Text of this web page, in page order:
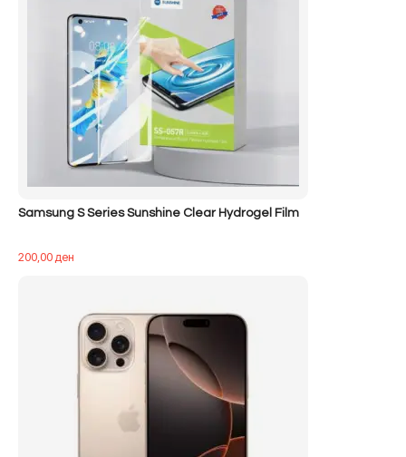
Samsung S Series Sunshine Clear Hydrogel Film
200,00ден